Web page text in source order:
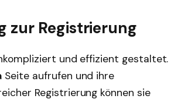
Registrierung
und effizient gestaltet.
Seite aufrufen und ihre
Registrierung können sie